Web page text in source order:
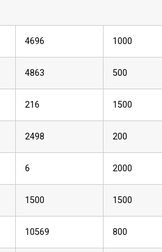
4696 1000
4863 500
216 1500
2498 200
6 2000
1500 1500
10569 800